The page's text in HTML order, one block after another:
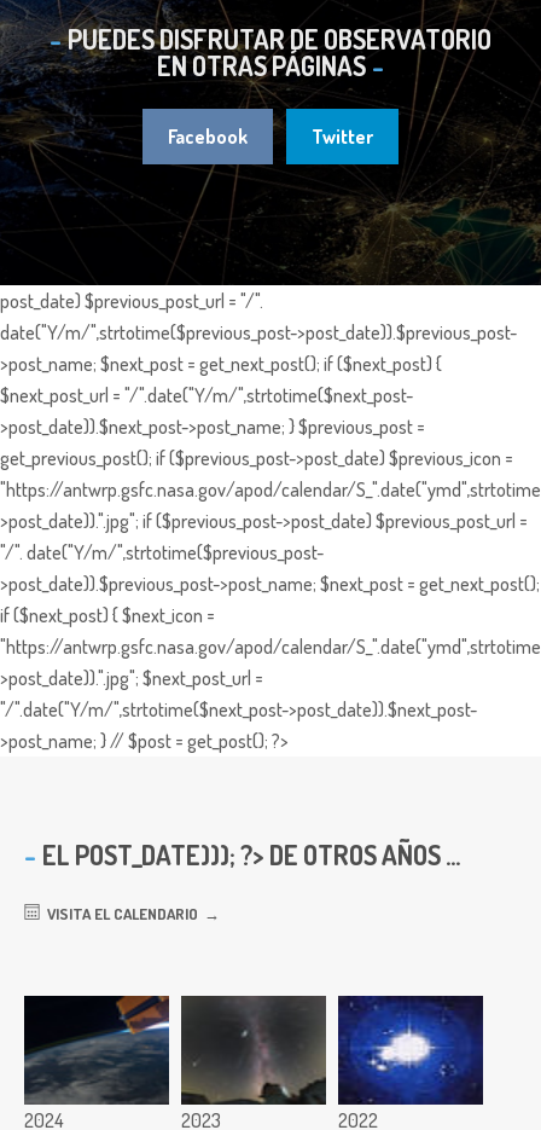
PUEDES DISFRUTAR DE OBSERVATORIO
EN OTRAS PÁGINAS
Facebook Twitter
post_date) $previous_post_url = "/".
date("Y/m/",strtotime($previous_post->post_date)).$previous_post-
>post_name; $next_post = get_next_post(); if ($next_post) {
$next_post_url = "/".date("Y/m/",strtotime($next_post-
>post_date)).$next_post->post_name; } $previous_post =
get_previous_post(); if ($previous_post->post_date) $previous_icon =
"https://antwrp.gsfc.nasa.gov/apod/calendar/
>post_date)).".jpg"; if ($previous_post->post_date) $previous_post_url =
"/". date("Y/m/",strtotime($previous_post-
>post_date)).$previous_post->post_name; $next_post = get_next_post();
if ($next_post) { $next_icon =
"https://antwrp.gsfc.nasa.gov/apod/calendar/
>post_date)).".jpg"; $next_post_url =
"/".date("Y/m/",strtotime($next_post->post_date)).$next_post-
>post_name; } // $post = get_post(); ?>
EL POST_DATE))); ?> DE OTROS AÑOS ...
VISITA EL CALENDARIO
2024 2023 2022